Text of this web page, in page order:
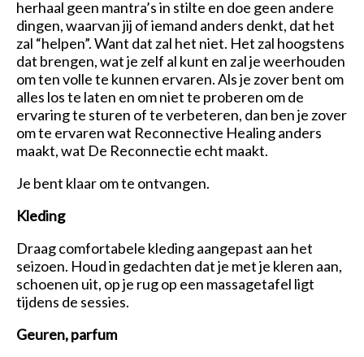
herhaal geen mantra’s in stilte en doe geen andere
dingen, waarvan jij of iemand anders denkt, dat het
zal “helpen”. Want dat zal het niet. Het zal hoogstens
dat brengen, wat je zelf al kunt en zal je weerhouden
om ten volle te kunnen ervaren. Als je zover bent om
alles los te laten en om niet te proberen om de
ervaring te sturen of te verbeteren, dan ben je zover
om te ervaren wat Reconnective Healing anders
maakt, wat De Reconnectie echt maakt.
Je bent klaar om te ontvangen.
Kleding
Draag comfortabele kleding aangepast aan het
seizoen. Houd in gedachten dat je met je kleren aan,
schoenen uit, op je rug op een massagetafel ligt
tijdens de sessies.
Geuren, parfum